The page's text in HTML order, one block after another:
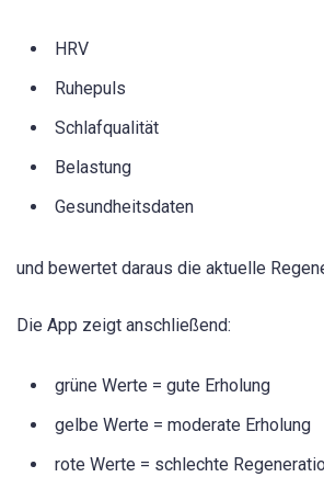
HRV
Ruhepuls
Schlafqualität
Belastung
Gesundheitsdaten
und bewertet daraus die aktuelle
Die App zeigt anschließend:
grüne Werte = gute Erholung
gelbe Werte = moderate Erholung
rote Werte = schlechte